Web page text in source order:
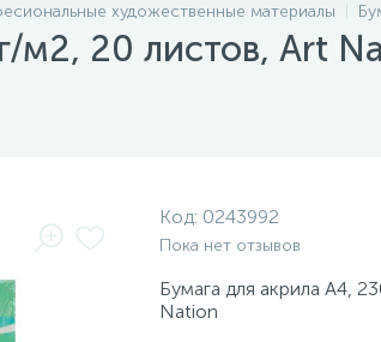
художественные материалы
м2, 20 листов, Art
Код: 0243992
Пока нет отзывов
Бумага для акрила А4,
Nation